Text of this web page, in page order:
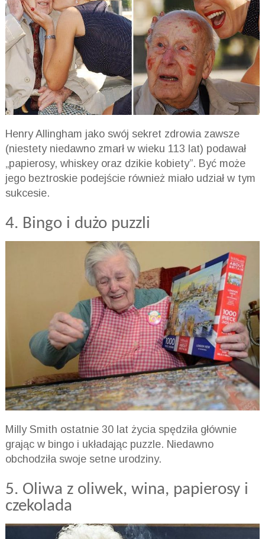
Henry Allingham jako swój sekret zdrowia zawsze
(niestety niedawno zmarł w wieku 113 lat) podawał
„papierosy, whiskey oraz dzikie kobiety”. Być może
jego beztroskie podejście również miało udział w tym
sukcesie.
4. Bingo i dużo puzzli
Milly Smith ostatnie 30 lat życia spędziła głównie
grając w bingo i układając puzzle. Niedawno
obchodziła swoje setne urodziny.
5. Oliwa z oliwek, wina, papierosy i
czekolada